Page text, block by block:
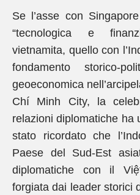
Se l’asse con
“tecnologica e
vietnamita, quello con
fondamento storico-
geoeconomica
Chí Minh City, la
relazioni diplomatiche ha
stato ricordato che
Paese del Sud-Est
diplomatiche con il
forgiata dai leader storici